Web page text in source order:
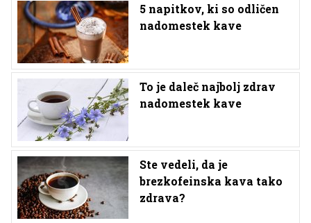
5 napitkov, ki so odličen
nadomestek kave
To je daleč najbolj zdrav
nadomestek kave
Ste vedeli, da je
brezkofeinska kava tako
zdrava?